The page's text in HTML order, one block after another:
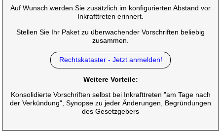
Auf Wunsch werden Sie zusätzlich im konfigurierten Abstand vor
Inkrafttreten erinnert.
Stellen Sie Ihr Paket zu überwachender Vorschriften beliebig
zusammen.
Rechtskataster - Jetzt anmelden!
Weitere Vorteile:
Konsolidierte Vorschriften selbst bei Inkrafttreten "am Tage nach
der Verkündung", Synopse zu jeder Änderungen, Begründungen
des Gesetzgebers